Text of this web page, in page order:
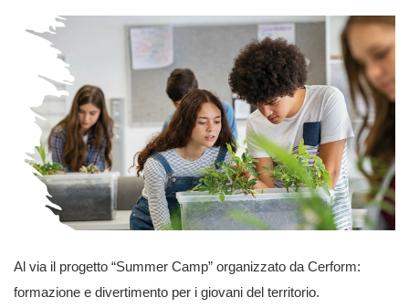
Al via il progetto “Summer Camp” organizzato da Cerform:
formazione e divertimento per i giovani del territorio.